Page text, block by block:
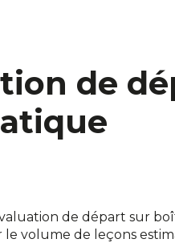
de
de départ sur
le volume de leçons